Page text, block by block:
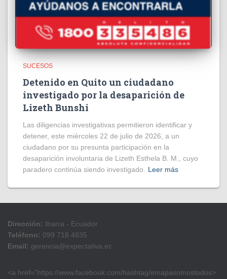
SUCESOS
Detenido en Quito un ciudadano
investigado por la desaparición de
Lizeth Bunshi
Las diligencias investigativas permitieron identificar y
detener, este miércoles 22 de julio de 2026, a un
ciudadano por su presunta participación en la
desaparición involuntaria de Lizeth Esthela B. M., cuyo
paradero continúa siendo investigado.
Leer más
Dirección: Ibarra - Ecuador
Teléfono: 099 718 4835
Email: gerencia@expectativa.ec
<a href=”https://www.facebook.com/hashtag/emapasomostodos>